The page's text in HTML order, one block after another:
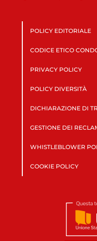
POLICY EDITORIALE
CODICE ETICO
PRIVACY POLICY
POLICY DIVERSITÀ
DICHIARAZIONE DI
GESTIONE DEI
WHISTLEBLOWER
COOKIE POLICY